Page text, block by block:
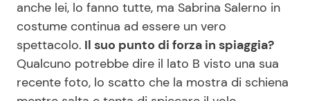
anche lei, lo fanno tutte, ma Sabrina Salerno in
costume continua ad essere un vero
spettacolo. Il suo punto di forza in spiaggia?
Qualcuno potrebbe dire il lato B visto una sua
recente foto, lo scatto che la mostra di schiena